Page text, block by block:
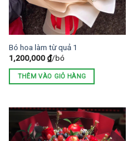
Bó hoa làm từ quả 1
1,200,000₫/bó
THÊM VÀO GIỎ HÀNG